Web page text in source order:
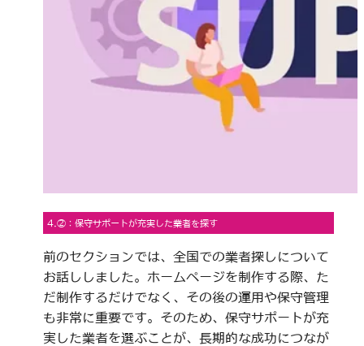
4.②：保守サポートが充実した業者を探す
前のセクションでは、全国での業者探しについて
お話ししました。ホームページを制作する際、た
だ制作するだけでなく、その後の運用や保守管理
も非常に重要です。そのため、保守サポートが充
実した業者を選ぶことが、長期的な成功につなが